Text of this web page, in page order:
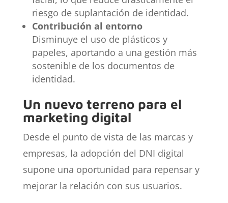
riesgo de suplantación de identidad.
Contribución al entorno
Disminuye el uso de plásticos y
papeles, aportando a una gestión más
sostenible de los documentos de
identidad.
Un nuevo terreno para el
marketing digital
Desde el punto de vista de las marcas y
empresas, la adopción del DNI digital
supone una oportunidad para repensar y
mejorar la relación con sus usuarios.